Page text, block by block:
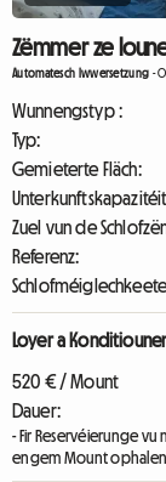
Zëmmer ze
Automatesch Iwwersetzung -
Wunnengstyp :
Typ:
Gemieterte Fläch:
Zuel vun de
Referenz:
Loyer a
520 € / Mount
Dauer:
- Fir Reservéierunge
engem Mount